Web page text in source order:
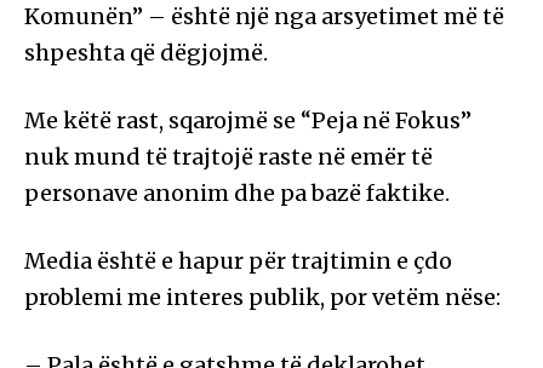
Komunën” – është një nga arsyetimet më të
shpeshta që dëgjojmë.
Me këtë rast, sqarojmë se “Peja në Fokus”
nuk mund të trajtojë raste në emër të
personave anonim dhe pa bazë faktike.
Media është e hapur për trajtimin e çdo
problemi me interes publik, por vetëm nëse: